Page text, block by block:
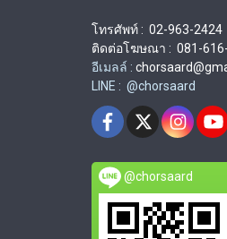
โทรศัพท์ : 02-963-2424
ติดต่อโฆษณา : 081-
อีเมลล์ :
LINE : @chorsaard
@chorsaard